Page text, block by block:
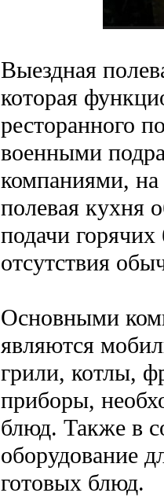
Выездная
которая
ресторанного
военными
компаниями,
полевая кухня
подачи
отсутствия
Основными
являются
грили, котлы,
приборы,
блюд. Также в
оборудование
готовых блюд.